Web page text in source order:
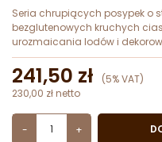
Seria chrupiących posypek o
bezglutenowych kruchych
urozmaicania lodów i
241,50 zł (5% VAT)
230,00 zł netto
- +